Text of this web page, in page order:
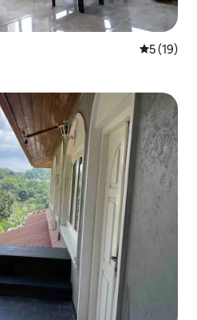
평점 5점
5 (19)